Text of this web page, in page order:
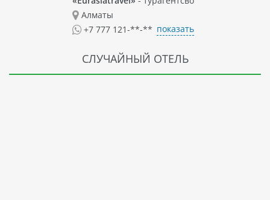
Алматы
+7 777 121-**-** показать
СЛУЧАЙНЫЙ ОТЕЛЬ